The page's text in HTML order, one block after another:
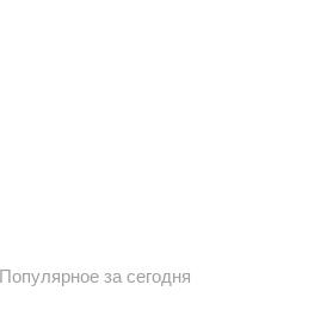
Популярное за сегодня